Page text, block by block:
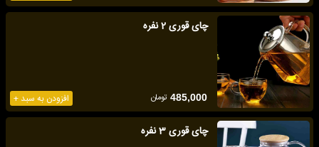
چای قوری 2 نفره
افزودن به سبد + 485,000 تومان
چای قوری 3 نفره